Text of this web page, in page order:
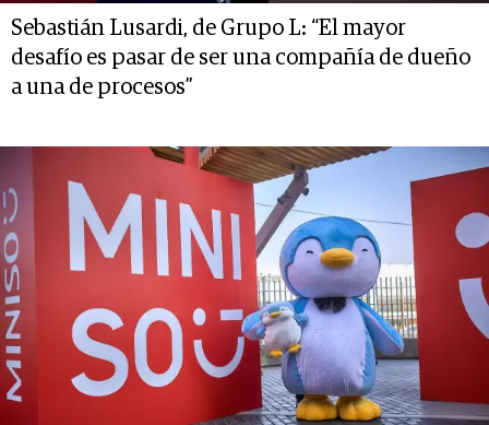
Sebastián Lusardi, de Grupo L: “El mayor
desafío es pasar de ser una compañía de dueño
a una de procesos”